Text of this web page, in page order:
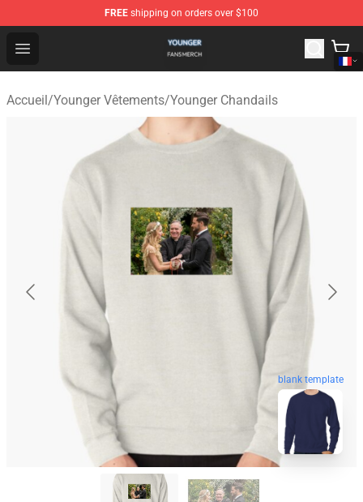
FREE shipping on orders over $100
Open menu
Younger Shop - Official Younger Merchandise Store
Accueil/Younger Vêtements/Younger Chandails
blank template